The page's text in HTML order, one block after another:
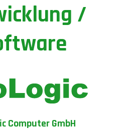
/
Computer GmbH